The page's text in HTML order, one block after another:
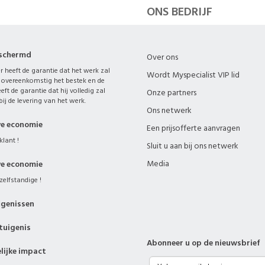
heeft de garantie dat het werk zal
het bestek en de
de garantie dat hij volledig zal
de levering van het werk.
economie
!
economie
!
impact
ONS BEDRIJF
Over ons
Wordt Myspecialist VIP lid
Onze partners
Ons netwerk
Een prijsofferte aanvragen
Sluit u aan bij ons netwerk
Media
Abonneer u op de nieuwsbrief